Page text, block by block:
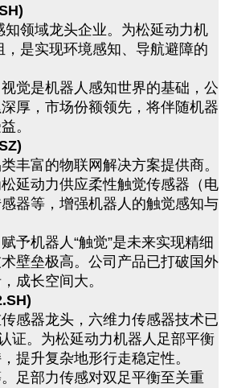
领域龙头企业。为松延动力机
是实现环境感知、导航避障的
觉是机器人感知世界的基础，公
厚，市场份额领先，将伴随机器
。
丰富的物联网解决方案提供商。
延动力供应柔性触觉传感器（电
器等，增强机器人的触觉感知与
予机器人“触觉”是未来实现精细
壁垒极高。公司产品已打破国外
成长空间大。
感器龙头，六维力传感器技术已
证。为松延动力机器人足部平衡
提升复杂地形行走稳定性。
足部力传感对双足平衡至关重